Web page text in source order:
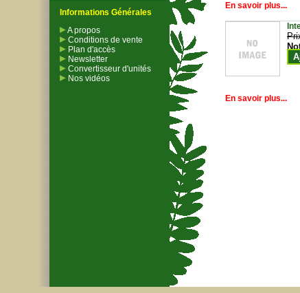
Informations Générales
A propos
Conditions de vente
Plan d'accès
Newsletter
Convertisseur d'unités
Nos vidéos
En savoir plus...
En savoir plus...